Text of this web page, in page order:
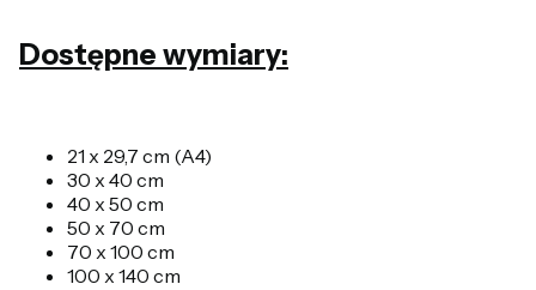
Dostępne wymiary:
21 x 29,7 cm (A4)
30 x 40 cm
40 x 50 cm
50 x 70 cm
70 x 100 cm
100 x 140 cm